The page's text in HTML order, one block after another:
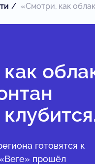
«Смотри, как
готовятся к
прошёл